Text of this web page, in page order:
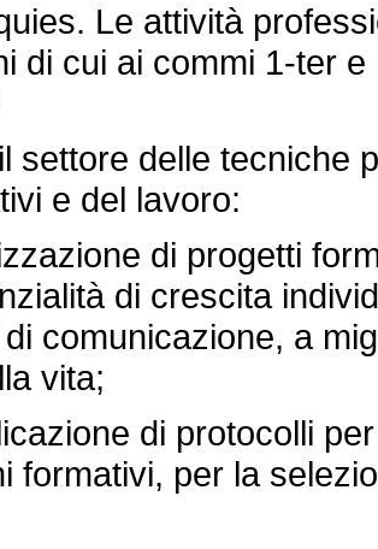
Le attività
di cui ai commi 1-ter
delle tecniche
e del lavoro:
di progetti
di crescita
comunicazione, a
vita;
di protocolli per
formativi, per la